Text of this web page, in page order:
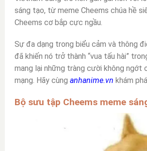
sáng tạo, từ meme Cheems chúa hề
Cheems cơ bắp cực ngầu.
Sự đa dạng trong biểu cảm và thông
đã khiến nó trở thành “vua tấu hài”
mang lại những tràng cười không ngớt
mạng. Hãy cùng anhanime.vn khám
Bộ sưu tập Cheems meme